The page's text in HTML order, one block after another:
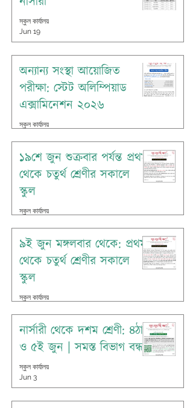
স্কুল কার্যালয়
Jun 19
অন্যান্য সংস্থা আয়োজিত
পরীক্ষা: স্টেট অলিম্পিয়াড
এক্সামিনেশন ২০২৬
স্কুল কার্যালয়
১৯শে জুন শুক্রবার পর্যন্ত প্রথম
থেকে চতুর্থ শ্রেণীর সকালে
স্কুল
স্কুল কার্যালয়
৯ই জুন মঙ্গলবার থেকে: প্রথম
থেকে চতুর্থ শ্রেণীর সকালে
স্কুল
স্কুল কার্যালয়
নার্সারী থেকে দশম শ্রেণী: ৪ঠা
ও ৫ই জুন | সমস্ত বিভাগ বন্ধ
স্কুল কার্যালয়
Jun 3